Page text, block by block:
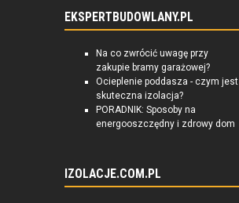
EKSPERTBUDOWLANY.PL
Na co zwrócić uwagę przy
zakupie bramy garażowej?
Ocieplenie poddasza - czym jest
skuteczna izolacja?
PORADNIK: Sposoby na
energooszczędny i zdrowy dom
IZOLACJE.COM.PL